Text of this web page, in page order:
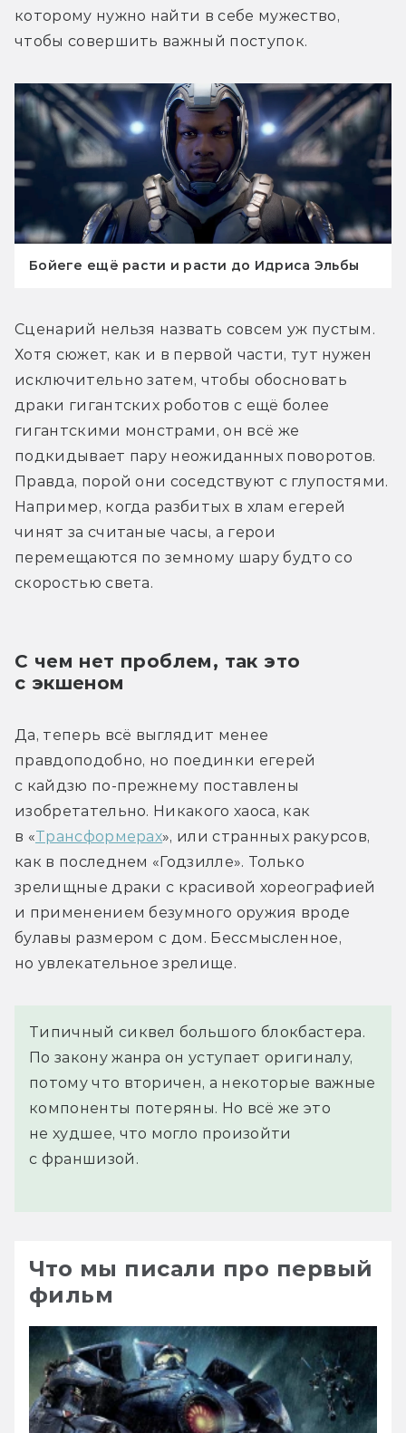
которому нужно найти в себе мужество,
чтобы совершить важный поступок.
Бойеге ещё расти и расти до Идриса Эльбы
Сценарий нельзя назвать совсем уж пустым.
Хотя сюжет, как и в первой части, тут нужен
исключительно затем, чтобы обосновать
драки гигантских роботов с ещё более
гигантскими монстрами, он всё же
подкидывает пару неожиданных поворотов.
Правда, порой они соседствуют с глупостями.
Например, когда разбитых в хлам егерей
чинят за считаные часы, а герои
перемещаются по земному шару будто со
скоростью света.
С чем нет проблем, так это
с экшеном
Да, теперь всё выглядит менее
правдоподобно, но поединки егерей
с кайдзю по-прежнему поставлены
изобретательно. Никакого хаоса, как
в «Трансформерах», или странных ракурсов,
как в последнем «Годзилле». Только
зрелищные драки с красивой хореографией
и применением безумного оружия вроде
булавы размером с дом. Бессмысленное,
но увлекательное зрелище.
Типичный сиквел большого блокбастера.
По закону жанра он уступает оригиналу,
потому что вторичен, а некоторые важные
компоненты потеряны. Но всё же это
не худшее, что могло произойти
с франшизой.
Что мы писали про первый
фильм